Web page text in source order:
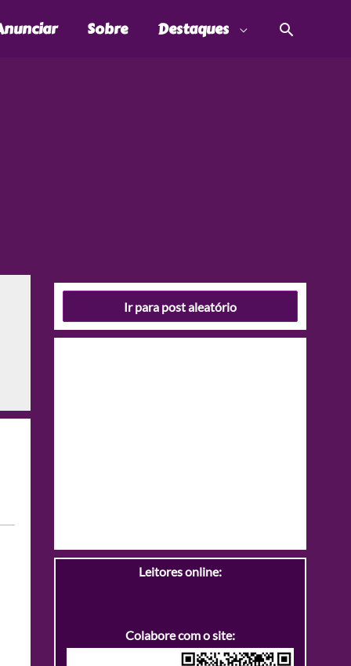
Sobre Destaques
Ir para post aleatório
Leitores online:
Colabore com o site: